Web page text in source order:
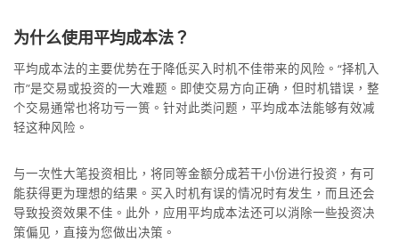
为什么使用平均成本法？
平均成本法的主要优势在于降低买入时机不佳带来的风险。“择机入
市”是交易或投资的一大难题。即使交易方向正确，但时机错误，整
个交易通常也将功亏一篑。针对此类问题，平均成本法能够有效减
轻这种风险。
与一次性大笔投资相比，将同等金额分成若干小份进行投资，有可
能获得更为理想的结果。买入时机有误的情况时有发生，而且还会
导致投资效果不佳。此外，应用平均成本法还可以消除一些投资决
策偏见，直接为您做出决策。